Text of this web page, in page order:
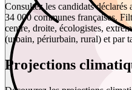
Consultez les candidats
34 000 communes françaises.
centre, droite, écologistes,
(urbain, périurbain, rural) et par
Projections